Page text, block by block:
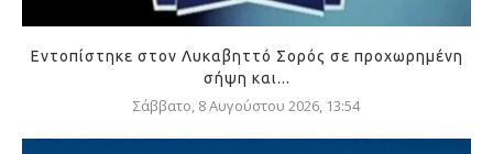
Εντοπίστηκε στον Λυκαβηττό Σορός σε προχωρημένη
σήψη και...
Σάββατο, 8 Αυγούστου 2026, 13:54